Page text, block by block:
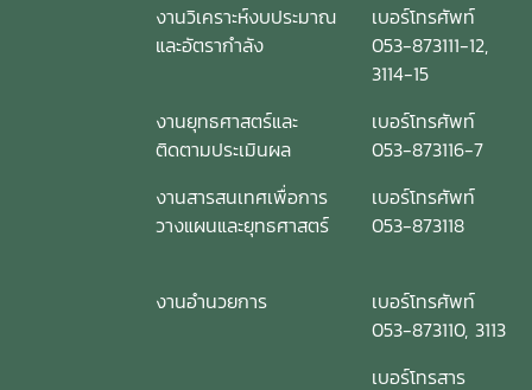
งานวิเคราะห์งบประมาณ
และอัตรากำลัง
เบอร์โทรศัพท์
053-873111-12,
3114-15
งานยุทธศาสตร์และ
ติดตามประเมินผล
เบอร์โทรศัพท์
053-873116-7
งานสารสนเทศเพื่อการ
วางแผนและยุทธศาสตร์
เบอร์โทรศัพท์
053-873118
งานอำนวยการ
เบอร์โทรศัพท์
053-873110, 3113
เบอร์โทรสาร